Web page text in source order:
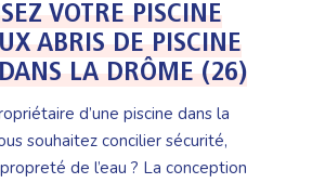
VOTRE PISCINE
ABRIS DE PISCINE
LA DRÔME (26)
d’une piscine dans la
souhaitez concilier sécurité,
de l’eau ? La conception